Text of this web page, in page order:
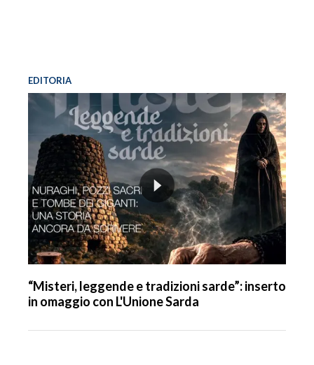
EDITORIA
“Misteri, leggende e tradizioni sarde”: inserto
in omaggio con L'Unione Sarda